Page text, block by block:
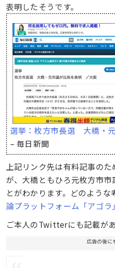
表明したそうです。
選挙：枚方市長選 大橋・
– 毎日新聞
上記リンク先は有料記事の
が、大橋ともひろ元枚方市
とがわかります。どのような
論プラットフォーム「アゴラ
ご本人のTwitterにも記載が
広告の後に